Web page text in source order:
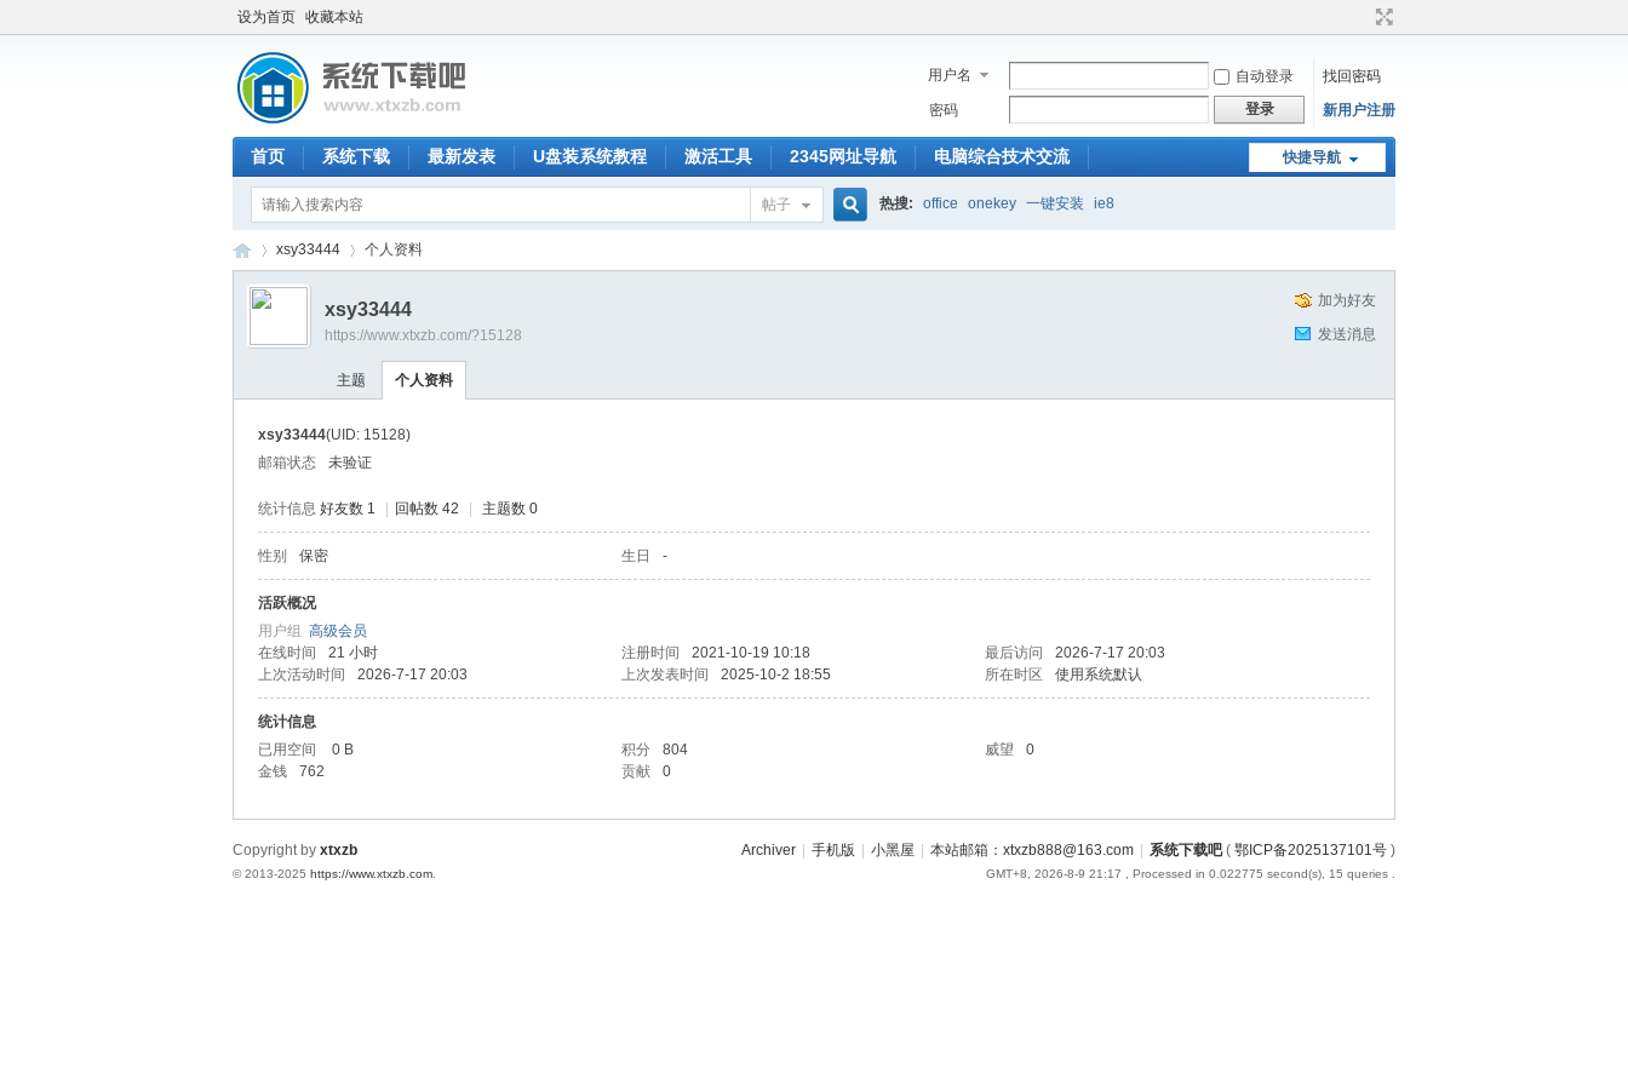
设为首页 收藏本站
用户名 自动登录
找回密码
密码
登录 新用户注册
快捷导航
首页 系统下载 最新发表 U盘装系统教程 激活工具 2345网址导航 电脑综合技术交流
帖子 热搜: office onekey 一键安装 ie8
›
xsy33444 个人资料
加为好友
发送消息
xsy33444
https://www.xtxzb.com/?15128
主题 个人资料
xsy33444(UID: 15128)
邮箱状态
未验证
统计信息 好友数 1 回帖数 42 主题数 0
性别 保密 生日 -
活跃概况
用户组 高级会员
在线时间
21 小时 注册时间 2021-10-19 10:18 最后访问
2026-7-17 20:03
上次活动时间
2026-7-17 20:03 上次发表时间 2025-10-2 18:55 所在时区 使用系统默认
统计信息
已用空间
0 B 积分 804 威望
0
金钱
762 贡献 0
Archiver 手机版 小黑屋 本站邮箱：xtxzb888@163.com 系统下载吧( 鄂ICP备2025137101号 )
GMT+8, 2026-8-9 21:17 , Processed in 0.022775 second(s), 15 queries .
Copyright by xtxzb
© 2013-2025 https://www.xtxzb.com